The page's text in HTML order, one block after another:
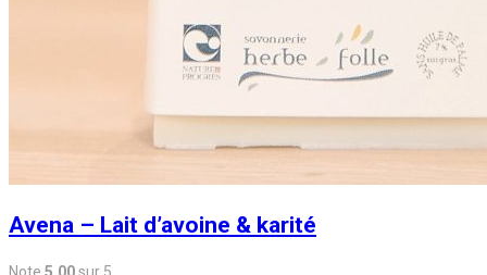
Avena – Lait d’avoine & karité
Note 5.00sur 5